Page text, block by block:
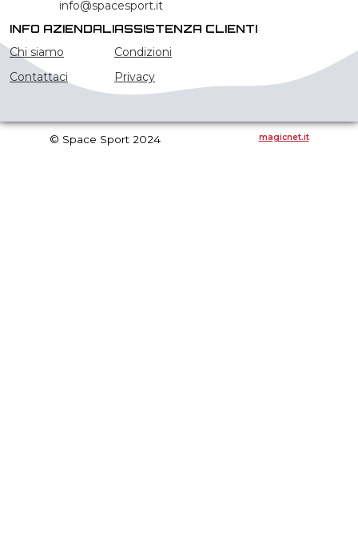
del
prodotto
info@spacesport.it
INFO AZIENDALI
Chi siamo
Contattaci
ASSISTENZA CLIENTI
Condizioni
Privacy
© Space Sport 2024 magicnet.it